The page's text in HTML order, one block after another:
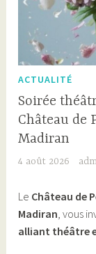
ACTUALITÉ
Soirée
Château de
Madiran
4 août 2026
Le Château de
Madiran, vous
alliant théâtre